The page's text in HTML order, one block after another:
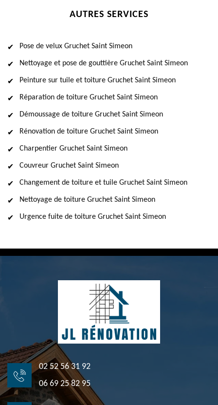
AUTRES SERVICES
Pose de velux Gruchet Saint Simeon
Nettoyage et pose de gouttière Gruchet Saint Simeon
Peinture sur tuile et toiture Gruchet Saint Simeon
Réparation de toiture Gruchet Saint Simeon
Démoussage de toiture Gruchet Saint Simeon
Rénovation de toiture Gruchet Saint Simeon
Charpentier Gruchet Saint Simeon
Couvreur Gruchet Saint Simeon
Changement de toiture et tuile Gruchet Saint Simeon
Nettoyage de toiture Gruchet Saint Simeon
Urgence fuite de toiture Gruchet Saint Simeon
02 52 56 31 92
06 69 25 82 95